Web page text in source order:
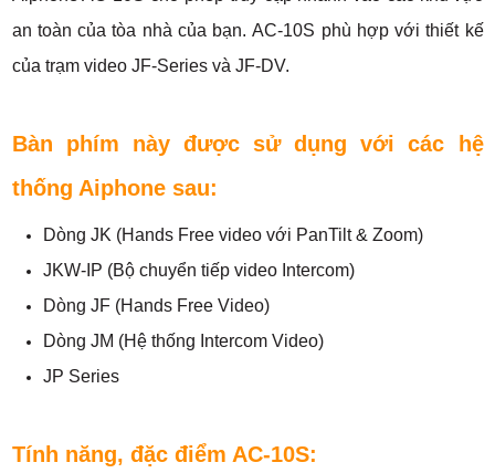
an toàn của tòa nhà của bạn. AC-10S phù hợp với thiết kế
của trạm video JF-Series và JF-DV.
Bàn phím này được sử dụng với các hệ
thống Aiphone sau:
Dòng JK (Hands Free video với PanTilt & Zoom)
JKW-IP (Bộ chuyển tiếp video Intercom)
Dòng JF (Hands Free Video)
Dòng JM (Hệ thống Intercom Video)
JP Series
Tính năng, đặc điểm AC-10S: